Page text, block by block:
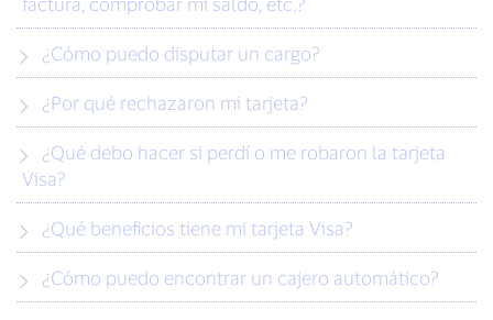
¿Cómo puedo disputar un cargo?
¿Por qué rechazaron mi tarjeta?
Visa?
¿Qué beneficios tiene mi tarjeta Visa?
¿Cómo puedo encontrar un cajero automático?